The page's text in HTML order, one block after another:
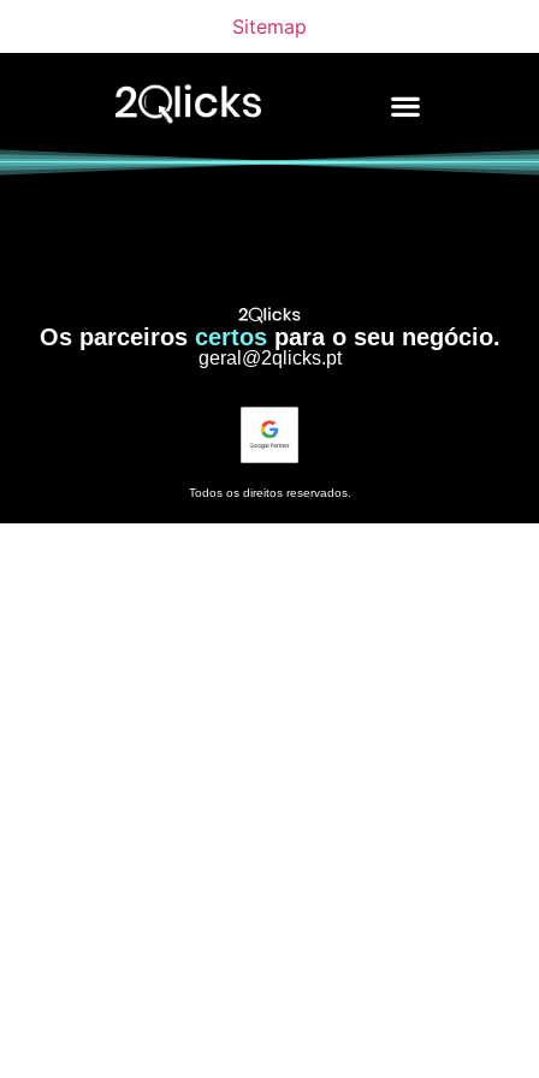
Sitemap
Os parceiros certospara o seu negócio.
geral@2qlicks.pt
Todos os direitos reservados.